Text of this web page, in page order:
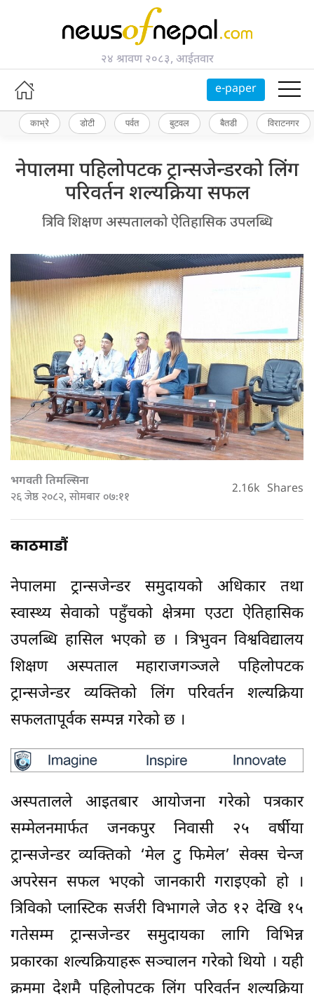
२४ श्रावण २०८३, आईतवार
e-paper
काभ्रे डोटी पर्वत बुटवल बैतडी विराटनगर
नेपालमा पहिलोपटक ट्रान्सजेन्डरको लिंग
परिवर्तन शल्यक्रिया सफल
त्रिवि शिक्षण अस्पतालको ऐतिहासिक उपलब्धि
भगवती तिमल्सिना
२६ जेष्ठ २०८२, सोमबार ०७:११ 2.16k Shares
काठमाडौं
नेपालमा ट्रान्सजेन्डर समुदायको अधिकार तथा
स्वास्थ्य सेवाको पहुँचको क्षेत्रमा एउटा ऐतिहासिक
उपलब्धि हासिल भएको छ । त्रिभुवन विश्वविद्यालय
शिक्षण अस्पताल महाराजगञ्जले पहिलोपटक
ट्रान्सजेन्डर व्यक्तिको लिंग परिवर्तन शल्यक्रिया
सफलतापूर्वक सम्पन्न गरेको छ ।
अस्पतालले आइतबार आयोजना गरेको पत्रकार
सम्मेलनमार्फत जनकपुर निवासी २५ वर्षीया
ट्रान्सजेन्डर व्यक्तिको ‘मेल टु फिमेल’ सेक्स चेन्ज
अपरेसन सफल भएको जानकारी गराइएको हो ।
त्रिविको प्लास्टिक सर्जरी विभागले जेठ १२ देखि १५
गतेसम्म ट्रान्सजेन्डर समुदायका लागि विभिन्न
प्रकारका शल्यक्रियाहरू सञ्चालन गरेको थियो । यही
क्रममा देशमै पहिलोपटक लिंग परिवर्तन शल्यक्रिया